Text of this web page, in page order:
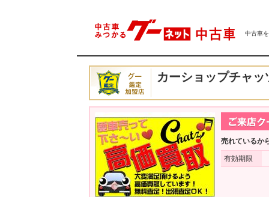
中古車
カーショップチャ
売れているか
有効期限